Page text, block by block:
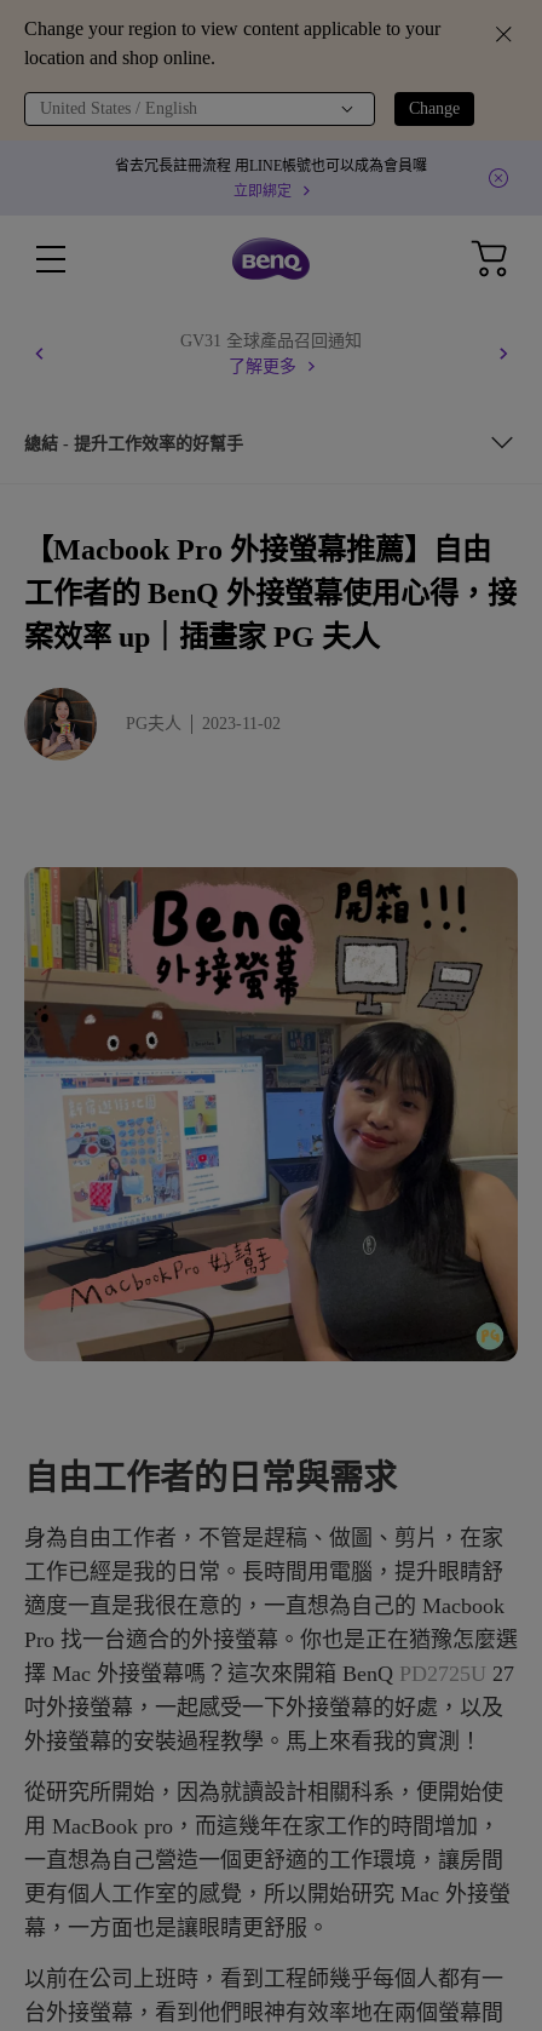
Change your region to view content applicable to your
location and shop online.
United States / English Change
省去冗長註冊流程 用LINE帳號也可以成為會員囉
立即綁定
GV31 全球產品召回通知
了解更多
總結 - 提升工作效率的好幫手
BenQ PD2725U 外接螢幕開箱分享
BenQ PD2725U 外接螢幕亮點分享
總結 - 提升工作效率的好幫手
【Macbook Pro 外接螢幕推薦】自由
工作者的 BenQ 外接螢幕使用心得，接
案效率 up｜插畫家 PG 夫人
PG夫人 2023-11-02
自由工作者的日常與需求
身為自由工作者，不管是趕稿、做圖、剪片，在家
工作已經是我的日常。長時間用電腦，提升眼睛舒
適度一直是我很在意的，一直想為自己的 Macbook
Pro 找一台適合的外接螢幕。你也是正在猶豫怎麼選
擇 Mac 外接螢幕嗎？這次來開箱 BenQ PD2725U 27
吋外接螢幕，一起感受一下外接螢幕的好處，以及
外接螢幕的安裝過程教學。馬上來看我的實測！
從研究所開始，因為就讀設計相關科系，便開始使
用 MacBook pro，而這幾年在家工作的時間增加，
一直想為自己營造一個更舒適的工作環境，讓房間
更有個人工作室的感覺，所以開始研究 Mac 外接螢
幕，一方面也是讓眼睛更舒服。
以前在公司上班時，看到工程師幾乎每個人都有一
台外接螢幕，看到他們眼神有效率地在兩個螢幕間